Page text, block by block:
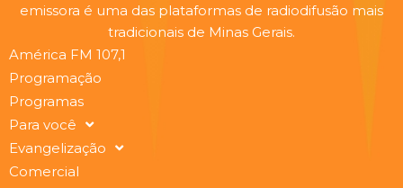
emissora é uma das plataformas de radiodifusão mais
tradicionais de Minas Gerais.
América FM 107,1
Programação
Programas
Para você
Evangelização
Comercial